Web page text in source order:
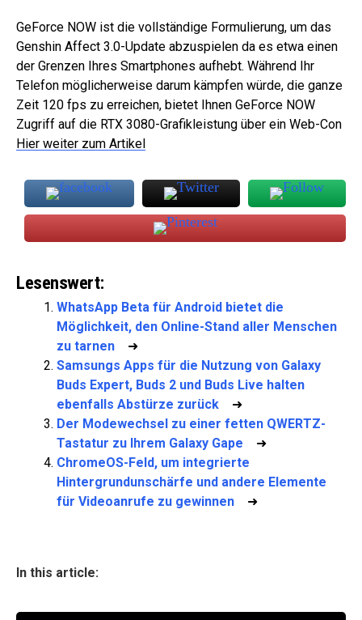
GeForce NOW ist die vollständige Formulierung, um das
Genshin Affect 3.0-Update abzuspielen da es etwa einen
der Grenzen Ihres Smartphones aufhebt. Während Ihr
Telefon möglicherweise darum kämpfen würde, die ganze
Zeit 120 fps zu erreichen, bietet Ihnen GeForce NOW
Zugriff auf die RTX 3080-Grafikleistung über ein Web-Con
Hier weiter zum Artikel
Lesenswert:
WhatsApp Beta für Android bietet die
Möglichkeit, den Online-Stand aller Menschen
zu tarnen ➜
Samsungs Apps für die Nutzung von Galaxy
Buds Expert, Buds 2 und Buds Live halten
ebenfalls Abstürze zurück ➜
Der Modewechsel zu einer fetten QWERTZ-
Tastatur zu Ihrem Galaxy Gape ➜
ChromeOS-Feld, um integrierte
Hintergrundunschärfe und andere Elemente
für Videoanrufe zu gewinnen ➜
In this article: